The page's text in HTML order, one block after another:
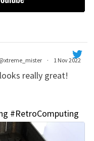
· 1 Nov 2022
really great!
#RetroComputing